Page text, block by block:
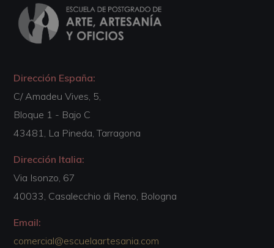
Dirección España:
C/ Amadeu Vives, 5,
Bloque 1 - Bajo C
43481, La Pineda, Tarragona
Dirección Italia:
Via Isonzo, 67
40033, Casalecchio di Reno, Bologna
Email:
comercial@escuelaartesania.com